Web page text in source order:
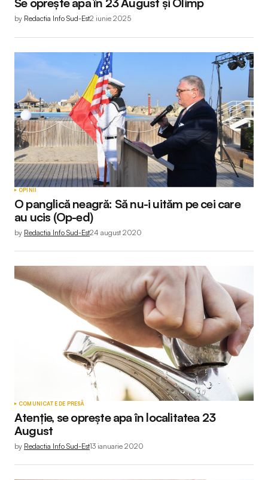
by Redactia Info Sud-Est2 iunie 2025
OPINII
O panglică neagră: Să nu-i uităm pe cei care
au ucis (Op-ed)
by Redactia Info Sud-Est24 august 2020
COMUNICATE DE PRESĂ
Atenție, se oprește apa în localitatea 23
August
by Redactia Info Sud-Est13 ianuarie 2020